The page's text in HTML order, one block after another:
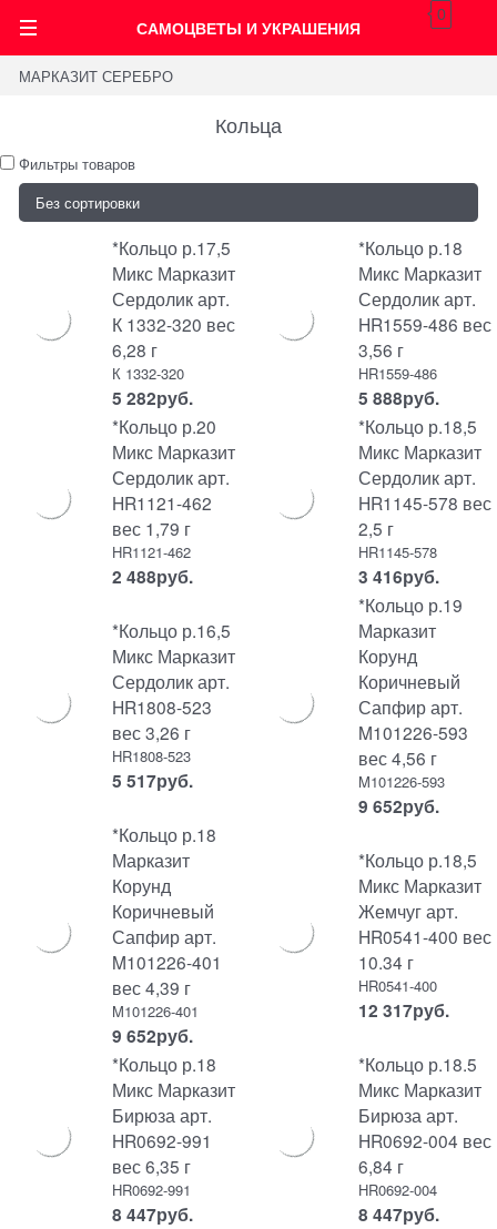
САМОЦВЕТЫ И УКРАШЕНИЯ
0
МАРКАЗИТ СЕРЕБРО
Кольца
Фильтры товаров
*Кольцо р.17,5
Микс Марказит
Сердолик арт.
К 1332-320 вес
6,28 г
К 1332-320
5 282руб.
*Кольцо р.18
Микс Марказит
Сердолик арт.
HR1559-486 вес
3,56 г
HR1559-486
5 888руб.
*Кольцо р.20
Микс Марказит
Сердолик арт.
HR1121-462
вес 1,79 г
HR1121-462
2 488руб.
*Кольцо р.18,5
Микс Марказит
Сердолик арт.
HR1145-578 вес
2,5 г
HR1145-578
3 416руб.
*Кольцо р.16,5
Микс Марказит
Сердолик арт.
HR1808-523
вес 3,26 г
HR1808-523
5 517руб.
*Кольцо р.19
Марказит
Корунд
Коричневый
Сапфир арт.
M101226-593
вес 4,56 г
M101226-593
9 652руб.
*Кольцо р.18
Марказит
Корунд
Коричневый
Сапфир арт.
M101226-401
вес 4,39 г
M101226-401
9 652руб.
*Кольцо р.18,5
Микс Марказит
Жемчуг арт.
HR0541-400 вес
10.34 г
HR0541-400
12 317руб.
*Кольцо р.18
Микс Марказит
Бирюза арт.
HR0692-991
вес 6,35 г
HR0692-991
8 447руб.
*Кольцо р.18.5
Микс Марказит
Бирюза арт.
HR0692-004 вес
6,84 г
HR0692-004
8 447руб.